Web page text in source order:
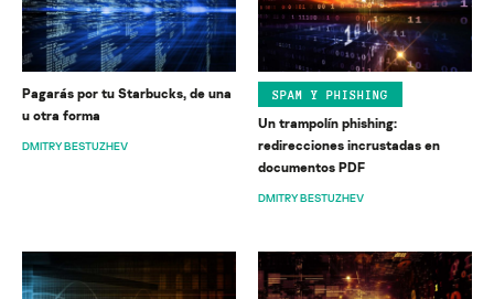
Pagarás por tu Starbucks, de una
u otra forma
DMITRY BESTUZHEV
SPAM Y PHISHING
Un trampolín phishing:
redirecciones incrustadas en
documentos PDF
DMITRY BESTUZHEV